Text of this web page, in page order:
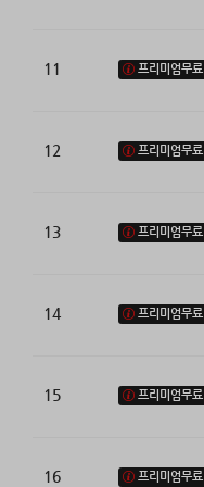
11 프리미엄무료
12 프리미엄무료
13 프리미엄무료
14 프리미엄무료
15 프리미엄무료
16 프리미엄무료